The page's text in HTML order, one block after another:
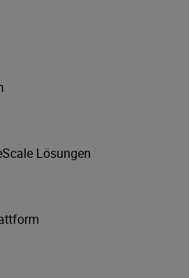
Lösungen